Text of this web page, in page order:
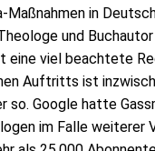
in
und Buchautor
viel beachtete
Auftritts ist
so. Google hatte
im Falle weiterer